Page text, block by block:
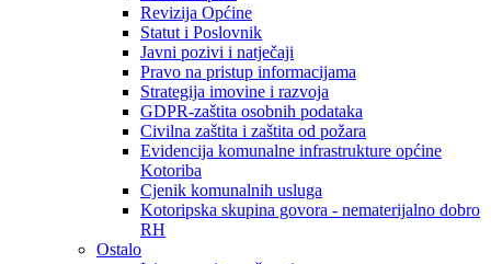
Revizija Općine
Statut i Poslovnik
Javni pozivi i natječaji
Pravo na pristup informacijama
Strategija imovine i razvoja
GDPR-zaštita osobnih podataka
Civilna zaštita i zaštita od požara
Evidencija komunalne infrastrukture općine
Kotoriba
Cjenik komunalnih usluga
Kotoripska skupina govora - nematerijalno dobro
RH
Ostalo